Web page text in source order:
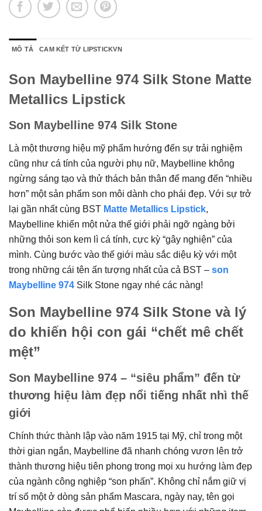
MÔ TẢ CAM KẾT TỪ LIPSTICKVN
Son Maybelline 974 Silk Stone Matte
Metallics Lipstick
Son Maybelline 974 Silk Stone
Là một thương hiệu mỹ phẩm hướng đến sự trải nghiệm
cũng như cá tính của người phụ nữ, Maybelline không
ngừng sáng tạo và thử thách bản thân để mang đến “nhiều
hơn” một sản phẩm son môi dành cho phái đẹp. Với sự trở
lại gần nhất cùng BST Matte Metallics Lipstick,
Maybelline khiến một nửa thế giới phải ngỡ ngàng bởi
những thỏi son kem lì cá tính, cực kỳ “gây nghiện” của
mình. Cùng bước vào thế giới màu sắc diệu kỳ với một
trong những cái tên ấn tượng nhất của cả BST – son
Maybelline 974 Silk Stone ngay nhé các nàng!
Son Maybelline 974 Silk Stone và lý
do khiến hội con gái “chết mê chết
mệt”
Son Maybelline 974 – “siêu phẩm” đến từ
thương hiệu làm đẹp nổi tiếng nhất nhì thế
giới
Chính thức thành lập vào năm 1915 tại Mỹ, chỉ trong một
thời gian ngắn, Maybelline đã nhanh chóng vươn lên trở
thành thương hiệu tiên phong trong mọi xu hướng làm đẹp
của ngành công nghiệp “son phấn”. Không chỉ nắm giữ vị
trí số một ở dòng sản phẩm Mascara, ngày nay, tên gọi